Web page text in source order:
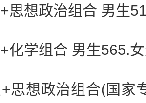
想政治组合 男生
学组合 男生565.女
想政治组合(国家